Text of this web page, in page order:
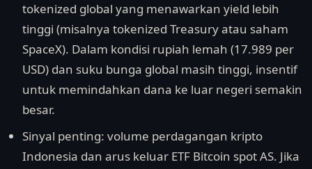
tokenized global yang menawarkan yield lebih
tinggi (misalnya tokenized Treasury atau saham
SpaceX). Dalam kondisi rupiah lemah (17.989 per
USD) dan suku bunga global masih tinggi, insentif
untuk memindahkan dana ke luar negeri semakin
besar.
Sinyal penting: volume perdagangan kripto
Indonesia dan arus keluar ETF Bitcoin spot AS. Jika